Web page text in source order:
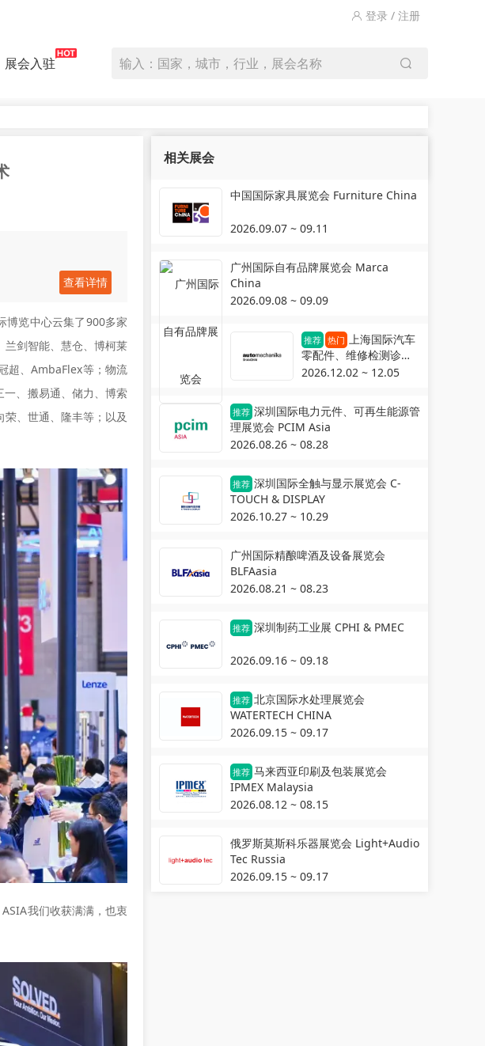
登录 / 注册
展会入驻 输入：国家，城市，行业，展会名称
查看详情
博览中心云集了900多家
剑智能、慧仓、博柯莱
超、AmbaFlex等；物流
、搬易通、储力、博索
、世通、隆丰等；以及
我们收获满满，也衷
相关展会
中国国际家具展览会 Furniture China
2026.09.07 ~ 09.11
广州国际自有品牌展览会 Marca
China
2026.09.08 ~ 09.09
推荐 热门 上海国际汽车
零配件、维修检测诊断
设备及服务用品展览会
2026.12.02 ~ 12.05
推荐 深圳国际电力元件、可再生能源管
理展览会 PCIM Asia
2026.08.26 ~ 08.28
推荐 深圳国际全触与显示展览会 C-
TOUCH & DISPLAY
2026.10.27 ~ 10.29
广州国际精酿啤酒及设备展览会
BLFAasia
2026.08.21 ~ 08.23
推荐 深圳制药工业展 CPHI & PMEC
2026.09.16 ~ 09.18
推荐 北京国际水处理展览会
WATERTECH CHINA
2026.09.15 ~ 09.17
推荐 马来西亚印刷及包装展览会
IPMEX Malaysia
2026.08.12 ~ 08.15
俄罗斯莫斯科乐器展览会 Light+Audio
Tec Russia
2026.09.15 ~ 09.17